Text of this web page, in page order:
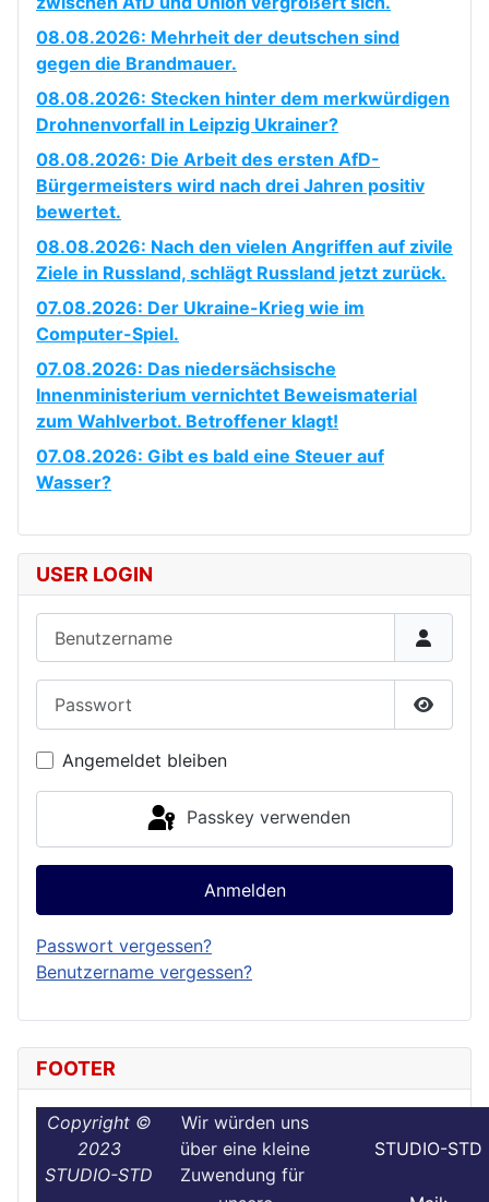
08.08.2026: Mehrheit der deutschen sind
gegen die Brandmauer.
08.08.2026: Stecken hinter dem merkwürdigen
Drohnenvorfall in Leipzig Ukrainer?
08.08.2026: Die Arbeit des ersten AfD-
Bürgermeisters wird nach drei Jahren positiv
bewertet.
08.08.2026: Nach den vielen Angriffen auf zivile
Ziele in Russland, schlägt Russland jetzt zurück.
07.08.2026: Der Ukraine-Krieg wie im
Computer-Spiel.
07.08.2026: Das niedersächsische
Innenministerium vernichtet Beweismaterial
zum Wahlverbot. Betroffener klagt!
07.08.2026: Gibt es bald eine Steuer auf
Wasser?
USER LOGIN
Angemeldet bleiben
Passkey verwenden
Anmelden
Passwort vergessen?
Benutzername vergessen?
FOOTER
Copyright ©
2023
STUDIO-STD
Wir würden uns
über eine kleine
Zuwendung für
STUDIO-STD